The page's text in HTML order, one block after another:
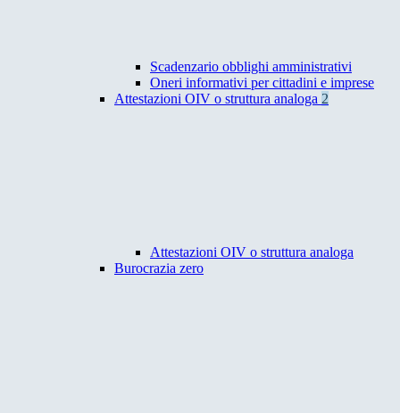
Scadenzario obblighi amministrativi
Oneri informativi per cittadini e imprese
Attestazioni OIV o struttura analoga 2
Attestazioni OIV o struttura analoga
Burocrazia zero